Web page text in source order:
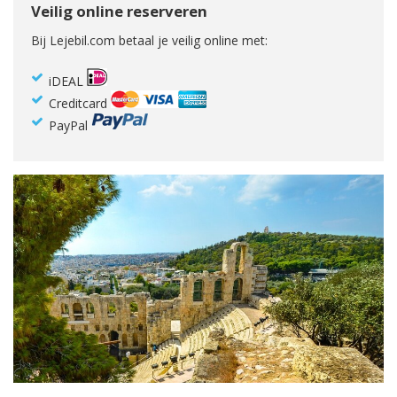
Veilig online reserveren
Bij Lejebil.com betaal je veilig online met:
iDEAL
Creditcard
PayPal